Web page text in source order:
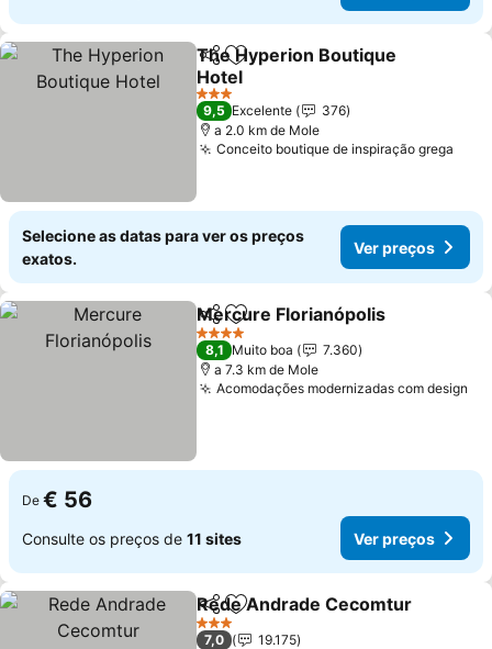
PartilharAdicionar aos favoritos
The Hyperion Boutique
Hotel
Ver preços
3 Estrelas
9,5 Excelente
376
a 2.0 km de Mole
Conceito boutique de inspiração grega
Selecione as datas para ver os preços
exatos.
Ver preços
PartilharAdicionar aos favoritos
Mercure Florianópolis
4 Estrelas
8,1 Muito boa
7.360
a 7.3 km de Mole
Acomodações modernizadas com design
De € 56
Consulte os preços de 11 sites Ver preços
PartilharAdicionar aos favoritos
Rede Andrade Cecomtur
3 Estrelas
7,0
19.175